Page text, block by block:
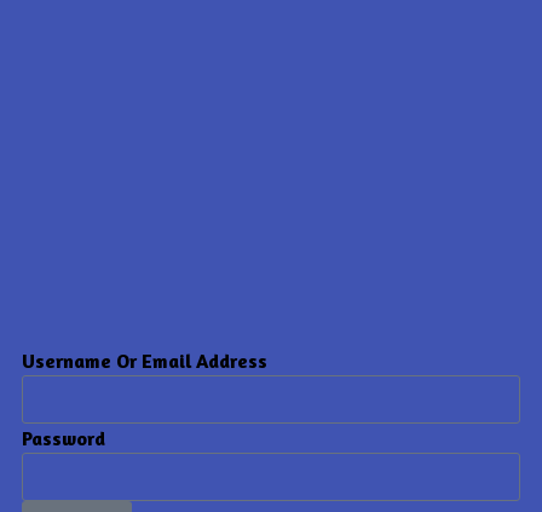
Username Or Email Address
Password